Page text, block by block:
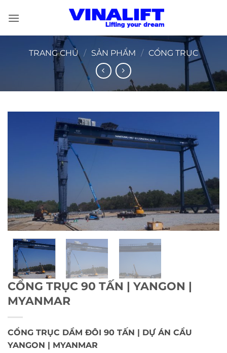
qua
TRANG CHỦ / SẢN PHẨM / CỔNG TRỤC
CỔNG TRỤC 90 TẤN | YANGON |
MYANMAR
CỔNG TRỤC DẦM ĐÔI 90 TẤN | DỰ ÁN CẦU
YANGON | MYANMAR